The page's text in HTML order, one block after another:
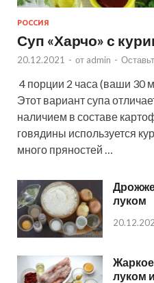
РОССИЯ
Суп «Харчо» с
20.12.2021 - от admin -
4 порции 2 часа (ваши 30
Этот вариант супа
наличием в составе
говядины используется
много пряностей …
луком
луком